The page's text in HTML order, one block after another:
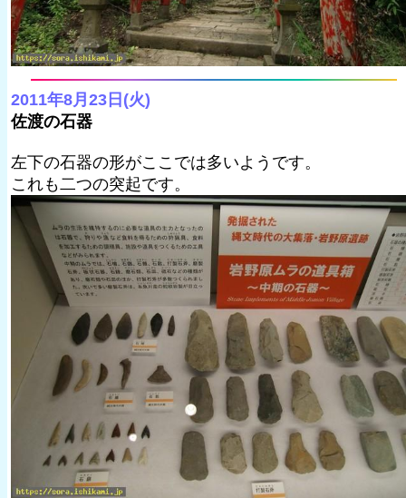
2011年8月23日(火)
佐渡の石器
左下の石器の形がここでは多いようです。
これも二つの突起です。